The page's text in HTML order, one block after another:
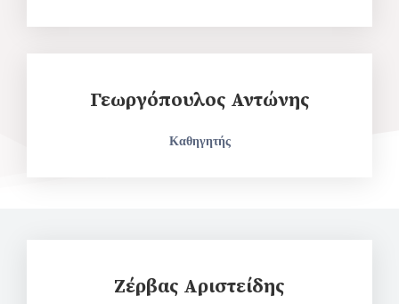
Γεωργόπουλος Αντώνης
Καθηγητής
Ζέρβας Αριστείδης